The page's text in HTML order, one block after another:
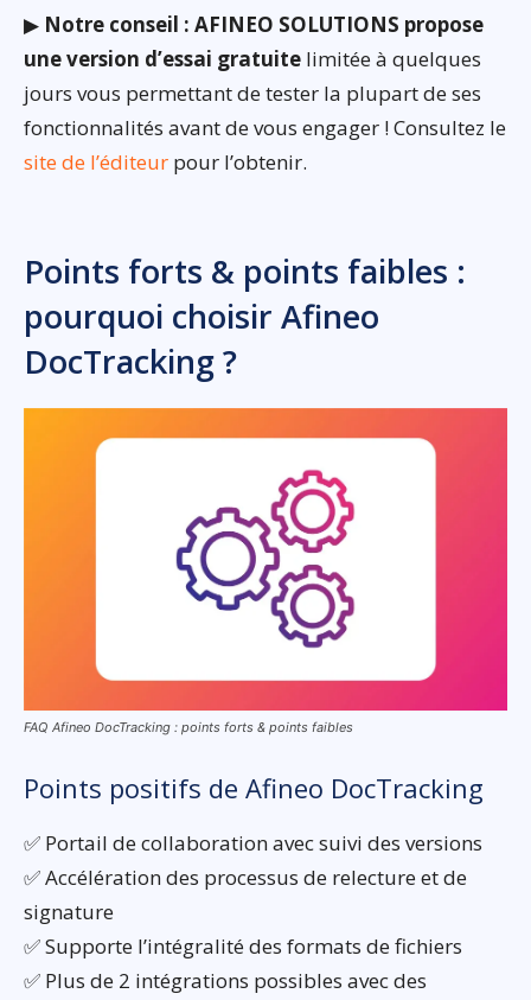
▶ Notre conseil : AFINEO SOLUTIONS propose
une version d’essai gratuite limitée à quelques
jours vous permettant de tester la plupart de ses
fonctionnalités avant de vous engager ! Consultez le
site de l’éditeur pour l’obtenir.
Points forts & points faibles :
pourquoi choisir Afineo
DocTracking ?
FAQ Afineo DocTracking : points forts & points faibles
Points positifs de Afineo DocTracking
✅ Portail de collaboration avec suivi des versions
✅ Accélération des processus de relecture et de
signature
✅ Supporte l’intégralité des formats de fichiers
✅ Plus de 2 intégrations possibles avec des